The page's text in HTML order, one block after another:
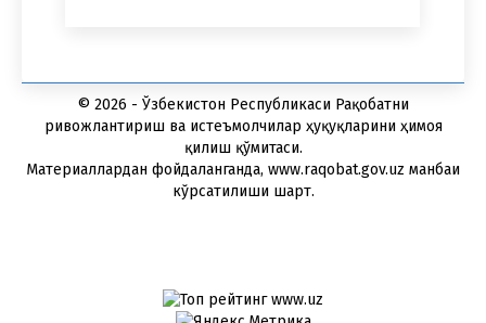
© 2026 - Ўзбекистон Республикаси Рақобатни
ривожлантириш ва истеъмолчилар ҳуқуқларини ҳимоя
қилиш қўмитаси.
Материаллардан фойдаланганда, www.raqobat.gov.uz манбаи
кўрсатилиши шарт.